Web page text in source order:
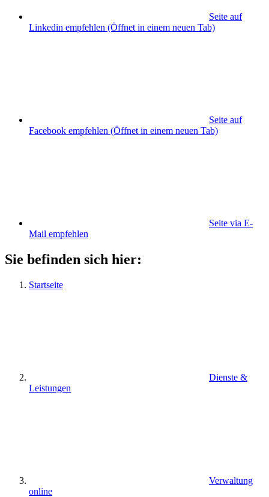
Seite auf
Linkedin empfehlen (Öffnet in einem neuen Tab)
Seite auf
Facebook empfehlen (Öffnet in einem neuen Tab)
Seite via E-
Mail empfehlen
Sie befinden sich hier:
Startseite
Dienste &
Leistungen
Verwaltung
online